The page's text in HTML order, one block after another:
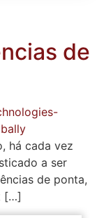
de
há cada vez
a ser
de ponta,
[…]